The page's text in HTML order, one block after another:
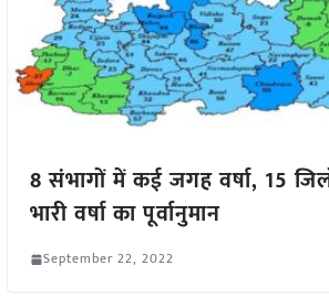
8 संभागों में कई जगह वर्षा, 15
भारी वर्षा का पूर्वानुमान
September 22, 2022